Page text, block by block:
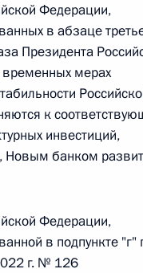
и статьи 31 и 151
гражданского
закона «О внесении
Федерации,
в абзаце
Президента
мерах
к
инвестиций,
Новым банком
Федерации,
в подпункте "г"
г. № 126